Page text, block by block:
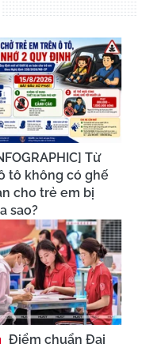
Từ
tô không có ghế
cho trẻ em bị
sao?
Điểm chuẩn Đại